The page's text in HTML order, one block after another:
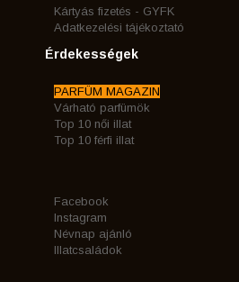
Kártyás fizetés - GYFK
Adatkezelési tájékoztató
Érdekességek
PARFÜM MAGAZIN
Várható parfümök
Top 10 női illat
Top 10 férfi illat
Facebook
Instagram
Névnap ajánló
Illatcsaládok